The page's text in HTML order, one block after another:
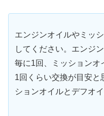
エンジンオイルやミッ
してください。エンジ
毎に1回、ミッションオ
1回くらい交換が目安と
ションオイルとデフオ